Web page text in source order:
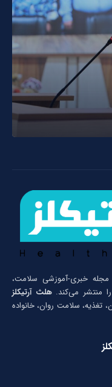
به عنوان مجله خبری-آموزشی سلامت،
را منتشر می‌کند.هلث آرتیکلز
تغذیه، سلامت روان، خانواده